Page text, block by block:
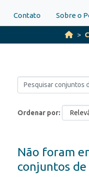
Contato Sobre o
Ordenar por
Não foram
conjuntos de